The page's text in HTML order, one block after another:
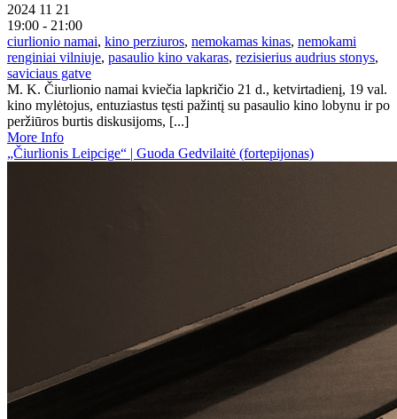
2024 11 21
19:00 - 21:00
ciurlionio namai, kino perziuros, nemokamas kinas, nemokami
renginiai vilniuje, pasaulio kino vakaras, rezisierius audrius stonys,
saviciaus gatve
M. K. Čiurlionio namai kviečia lapkričio 21 d., ketvirtadienį, 19 val.
kino mylėtojus, entuziastus tęsti pažintį su pasaulio kino lobynu ir po
peržiūros burtis diskusijoms, [...]
More Info
„Čiurlionis Leipcige“ | Guoda Gedvilaitė (fortepijonas)